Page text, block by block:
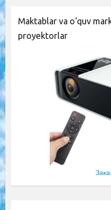
Maktablar va o‘quv
proyektorlar